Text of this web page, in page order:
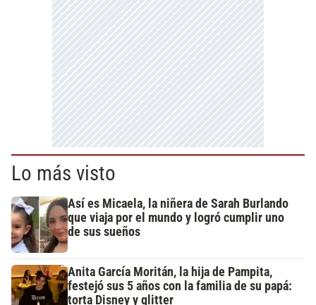
Lo más visto
Así es Micaela, la niñera de Sarah Burlando
que viaja por el mundo y logró cumplir uno
de sus sueños
Anita García Moritán, la hija de Pampita,
festejó sus 5 años con la familia de su papá:
torta Disney y glitter